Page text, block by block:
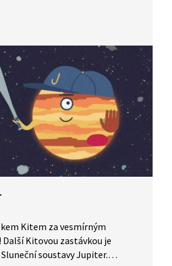
Sluneční soustavy Valles
Kitem za vesmírným
Kitovou zastávkou je
soustavy Jupiter.